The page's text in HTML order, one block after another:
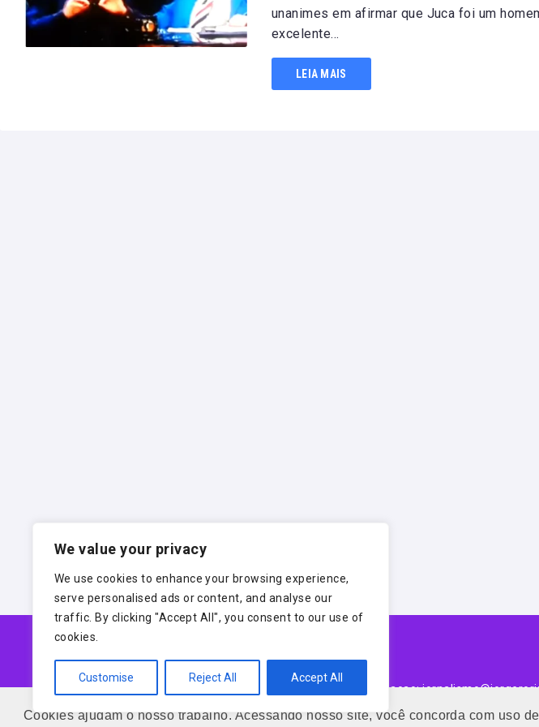
Cookies ajudam o nosso trabalho. Acessando nosso site, você concorda com uso
We value your privacy
We use cookies to enhance your browsing experience,
serve personalised ads or content, and analyse our
traffic. By clicking "Accept All", you consent to our use of
cookies.
Customise Reject All Accept All
unanimes em afirmar que Juca foi um
excelente...
LEIA MAIS
Contatos: 71 9884-77307
Releases, sugestões, dúvidas, envio de artigos para publiicaçao: